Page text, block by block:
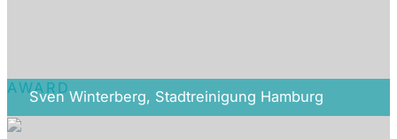
Sven Winterberg, Stadtreinigung Hamburg
AWARD